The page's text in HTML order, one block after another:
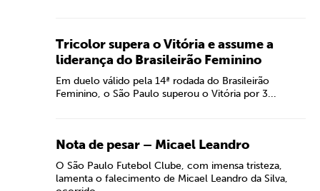
Tricolor supera o Vitória e assume a
liderança do Brasileirão Feminino
Em duelo válido pela 14ª rodada do Brasileirão
Feminino, o São Paulo superou o Vitória por 3...
Nota de pesar – Micael Leandro
O São Paulo Futebol Clube, com imensa tristeza,
lamenta o falecimento de Micael Leandro da Silva,